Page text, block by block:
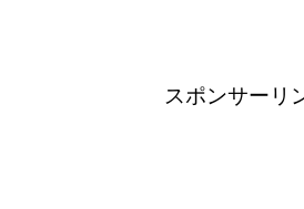
スポンサーリ